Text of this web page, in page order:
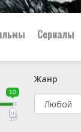
Сериалы
10
10
Жанр